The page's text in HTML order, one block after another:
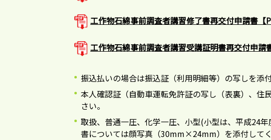
工作物石綿事前調査者講習修了書再交付申請書【
工作物石綿事前調査者講習受講証明書再交付申請
振込払いの場合は振込証（利用明細等）の写しを添
本人確認証（自動車運転免許証の写し（表裏）、住
さい。
取扱、普通一圧、化学一圧、小型(小型は、平成24
書については顔写真（30mm×24mm）を添付してく